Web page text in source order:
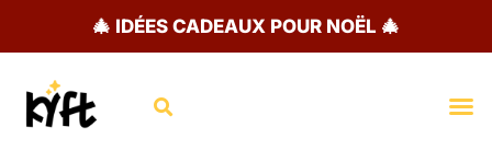
🎄 IDÉES CADEAUX POUR NOËL 🎄
Rechercher